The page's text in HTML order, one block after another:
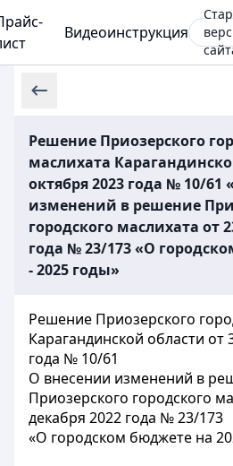
Видеоинструкция
Решение Приозерского
маслихата
октября 2023 года № 10/61
изменений в решение
городского маслихата от
года № 23/173 «О
- 2025 годы»
Решение Приозерского
Карагандинской области от
года № 10/61
О внесении изменений в
Приозерского городского
декабря 2022 года № 23/173
«О городском бюджете на